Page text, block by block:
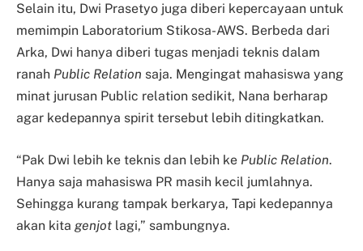
Selain itu, Dwi Prasetyo juga diberi kepercayaan untuk
memimpin Laboratorium Stikosa-AWS. Berbeda dari
Arka, Dwi hanya diberi tugas menjadi teknis dalam
ranah Public Relation saja. Mengingat mahasiswa yang
minat jurusan Public relation sedikit, Nana berharap
agar kedepannya spirit tersebut lebih ditingkatkan.
“Pak Dwi lebih ke teknis dan lebih ke Public Relation.
Hanya saja mahasiswa PR masih kecil jumlahnya.
Sehingga kurang tampak berkarya, Tapi kedepannya
akan kita genjot lagi,” sambungnya.